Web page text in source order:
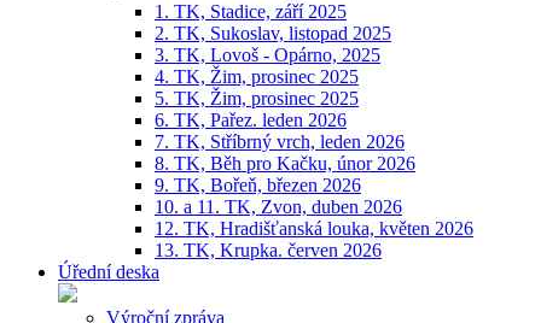
1. TK, Stadice, září 2025
2. TK, Sukoslav, listopad 2025
3. TK, Lovoš - Opárno, 2025
4. TK, Žim, prosinec 2025
5. TK, Žim, prosinec 2025
6. TK, Pařez. leden 2026
7. TK, Stříbrný vrch, leden 2026
8. TK, Běh pro Kačku, únor 2026
9. TK, Bořeň, březen 2026
10. a 11. TK, Zvon, duben 2026
12. TK, Hradišťanská louka, květen 2026
13. TK, Krupka. červen 2026
Úřední deska
Výroční zpráva